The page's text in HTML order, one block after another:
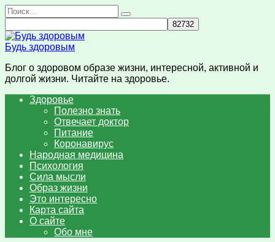
Перейти
к
содержанию
Search
for:
Будь здоровым
Блог о здоровом образе жизни, интересной, активной и
долгой жизни. Читайте на здоровье.
Здоровье
Полезно знать
Отвечает доктор
Питание
Коронавирус
Народная медицина
Психология
Сила мысли
Образ жизни
Это интересно
Карта сайта
О сайте
Обо мне